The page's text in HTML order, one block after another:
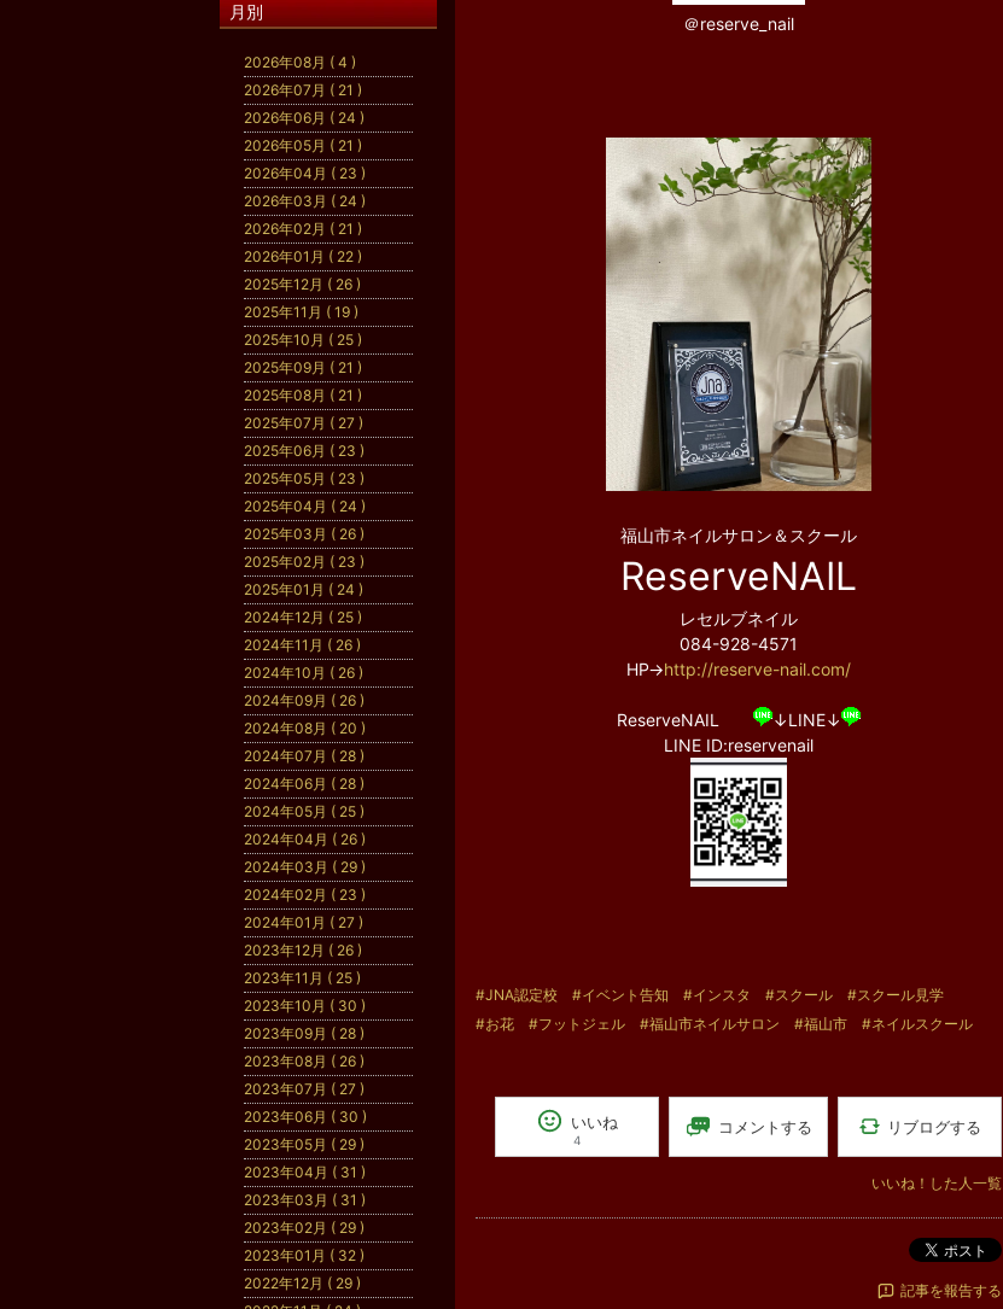
＠reserve_nail
福山市ネイルサロン＆スクール
ReserveNAIL
レセルブネイル
084-928-4571
HP→http://reserve-nail.com/
ReserveNAIL
↓LINE↓
LINE ID:reservenail
#JNA認定校 #イベント告知 #インスタ #スクール
#スクール見学
#お花
#フットジェル #福山市ネイルサロン #福山市 #ネイルスクール
いいね
4
コメントする リブログする
いいね！した人一覧
ポスト
記事を報告する
月別
2026年08月 ( 4 )
2026年07月 ( 21 )
2026年06月 ( 24 )
2026年05月 ( 21 )
2026年04月 ( 23 )
2026年03月 ( 24 )
2026年02月 ( 21 )
2026年01月 ( 22 )
2025年12月 ( 26 )
2025年11月 ( 19 )
2025年10月 ( 25 )
2025年09月 ( 21 )
2025年08月 ( 21 )
2025年07月 ( 27 )
2025年06月 ( 23 )
2025年05月 ( 23 )
2025年04月 ( 24 )
2025年03月 ( 26 )
2025年02月 ( 23 )
2025年01月 ( 24 )
2024年12月 ( 25 )
2024年11月 ( 26 )
2024年10月 ( 26 )
2024年09月 ( 26 )
2024年08月 ( 20 )
2024年07月 ( 28 )
2024年06月 ( 28 )
2024年05月 ( 25 )
2024年04月 ( 26 )
2024年03月 ( 29 )
2024年02月 ( 23 )
2024年01月 ( 27 )
2023年12月 ( 26 )
2023年11月 ( 25 )
2023年10月 ( 30 )
2023年09月 ( 28 )
2023年08月 ( 26 )
2023年07月 ( 27 )
2023年06月 ( 30 )
2023年05月 ( 29 )
2023年04月 ( 31 )
2023年03月 ( 31 )
2023年02月 ( 29 )
2023年01月 ( 32 )
2022年12月 ( 29 )